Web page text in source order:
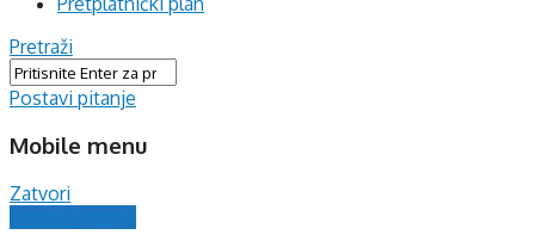
Pretraži
Postavi pitanje
Mobile menu
Zatvori